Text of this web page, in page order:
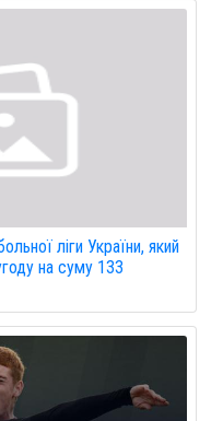
ліги України, який
на суму 133